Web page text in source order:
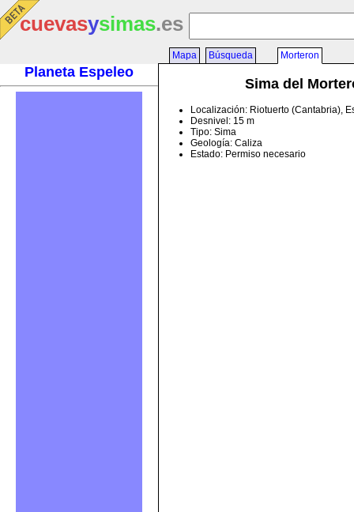
cuevasysimas.es
Planeta Espeleo
Mapa Búsqueda Morteron
Sima del
Localización: Riotuerto (Cantabria),
Desnivel: 15 m
Tipo: Sima
Geología: Caliza
Estado: Permiso necesario